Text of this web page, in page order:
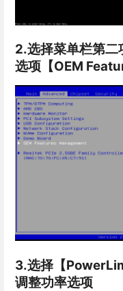
2.选择菜单栏第
选项【OEM
3.选择【
调整功率选项